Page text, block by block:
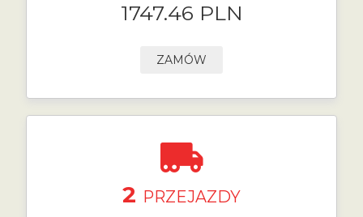
1747.46 PLN
ZAMÓW
2 PRZEJAZDY